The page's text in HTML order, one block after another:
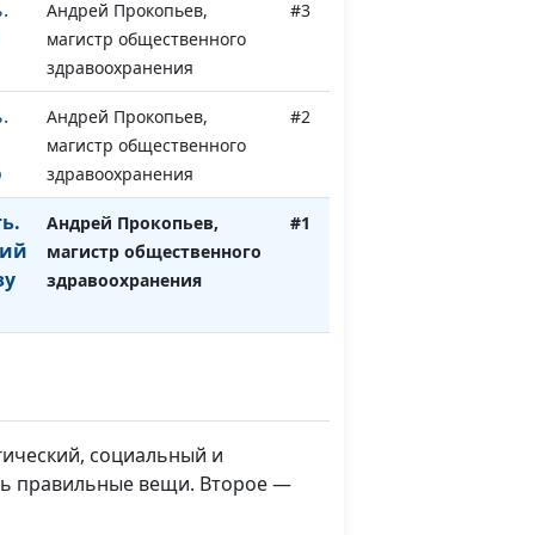
Андрей Прокопьев,
магистр общественного
здравоохранения
#3
Андрей Прокопьев,
магистр общественного
здравоохранения
#2
Андрей Прокопьев,
магистр общественного
здравоохранения
#1
социальный и
правильные вещи. Второе —